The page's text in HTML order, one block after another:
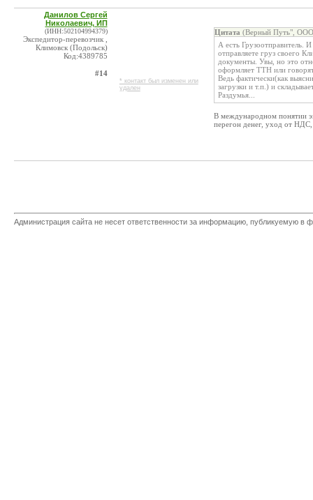
Данилов Сергей
Николаевич, ИП
(ИНН:502104994379)
Экспедитор-перевозчик ,
Климовск (Подольск)
Код:4389785
#14
* контакт был изменен или
удален
Цитата (Верный Путь",
А есть Грузоотправитель.
отправляете груз своего
документы. Увы, но это
оформляет ТТН или
Ведь фактически(как
загрузки и т.п.) и
Раздумья...
В международном понятии
перегон денег, уход от
Администрация сайта не несет ответственности за информацию, публикуемую